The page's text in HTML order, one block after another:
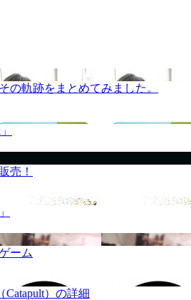
の軌跡をまとめてみました。
売！
ーム
）の詳細